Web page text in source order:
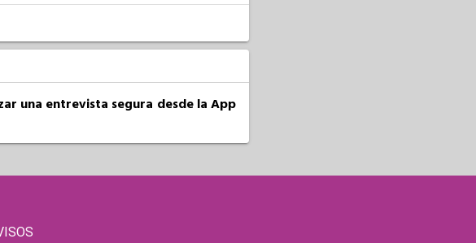
una entrevista segura desde la App